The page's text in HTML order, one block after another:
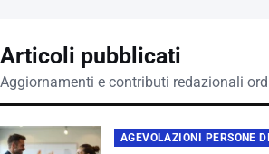
Articoli pubblicati
Aggiornamenti e contributi redazionali
AGEVOLAZIONI PERSONE